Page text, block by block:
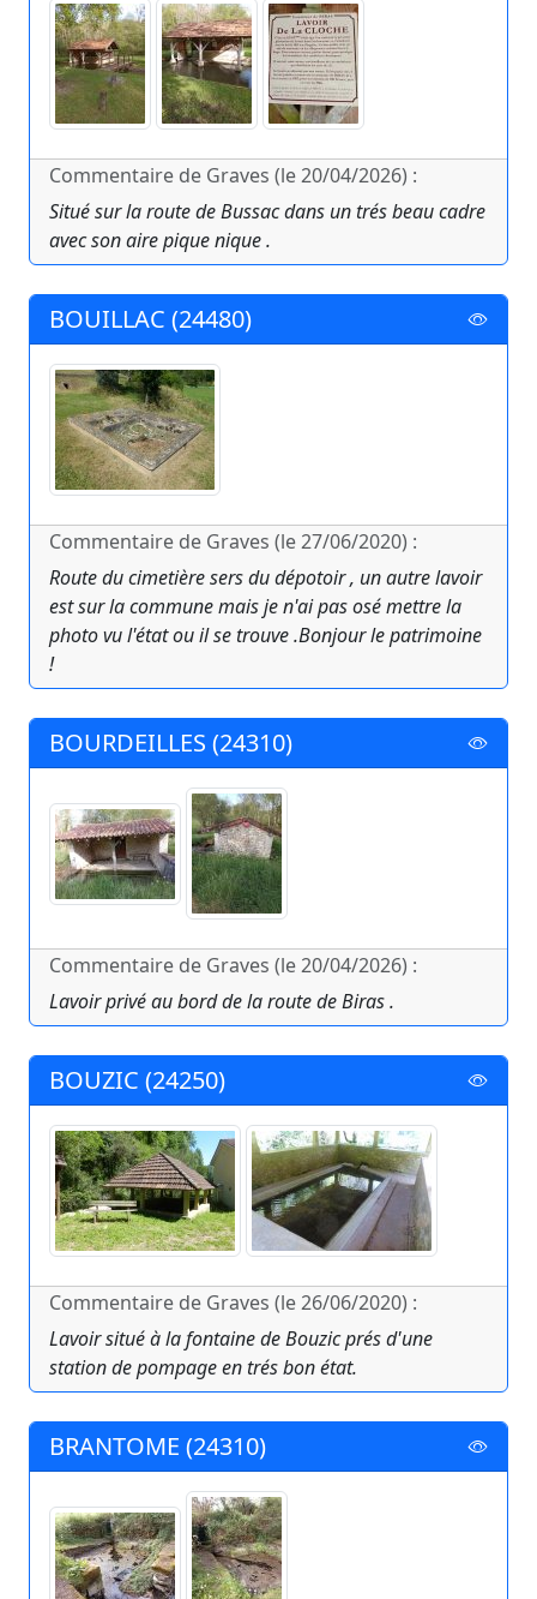
Commentaire de Graves (le 20/04/2026) :
Situé sur la route de Bussac dans un trés beau cadre
avec son aire pique nique .
BOUILLAC (24480)
Commentaire de Graves (le 27/06/2020) :
Route du cimetière sers du dépotoir , un autre lavoir
est sur la commune mais je n'ai pas osé mettre la
photo vu l'état ou il se trouve .Bonjour le patrimoine
!
BOURDEILLES (24310)
Commentaire de Graves (le 20/04/2026) :
Lavoir privé au bord de la route de Biras .
BOUZIC (24250)
Commentaire de Graves (le 26/06/2020) :
Lavoir situé à la fontaine de Bouzic prés d'une
station de pompage en trés bon état.
BRANTOME (24310)